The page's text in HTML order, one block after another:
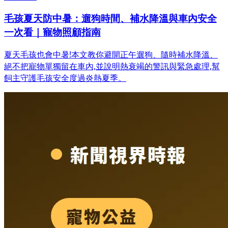
毛孩夏天防中暑：遛狗時間、補水降溫與車內安全
一次看｜寵物照顧指南
夏天毛孩也會中暑!本文教你避開正午遛狗、隨時補水降溫、
絕不把寵物單獨留在車內,並說明熱衰竭的警訊與緊急處理,幫
飼主守護毛孩安全度過炎熱夏季。